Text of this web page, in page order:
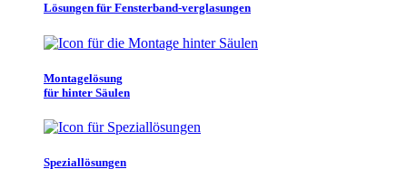
Lösungen für Fensterband-verglasungen
Montagelösung
für hinter Säulen
Speziallösungen